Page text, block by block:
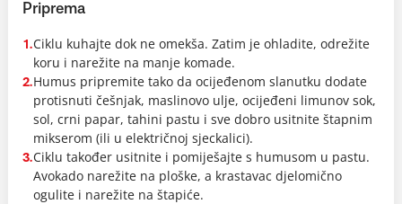
Priprema
1.Ciklu kuhajte dok ne omekša. Zatim je ohladite, odrežite
koru i narežite na manje komade.
2.Humus pripremite tako da ocijeđenom slanutku dodate
protisnuti češnjak, maslinovo ulje, ocijeđeni limunov sok,
sol, crni papar, tahini pastu i sve dobro usitnite štapnim
mikserom (ili u električnoj sjeckalici).
3.Ciklu također usitnite i pomiješajte s humusom u pastu.
Avokado narežite na ploške, a krastavac djelomično
ogulite i narežite na štapiće.